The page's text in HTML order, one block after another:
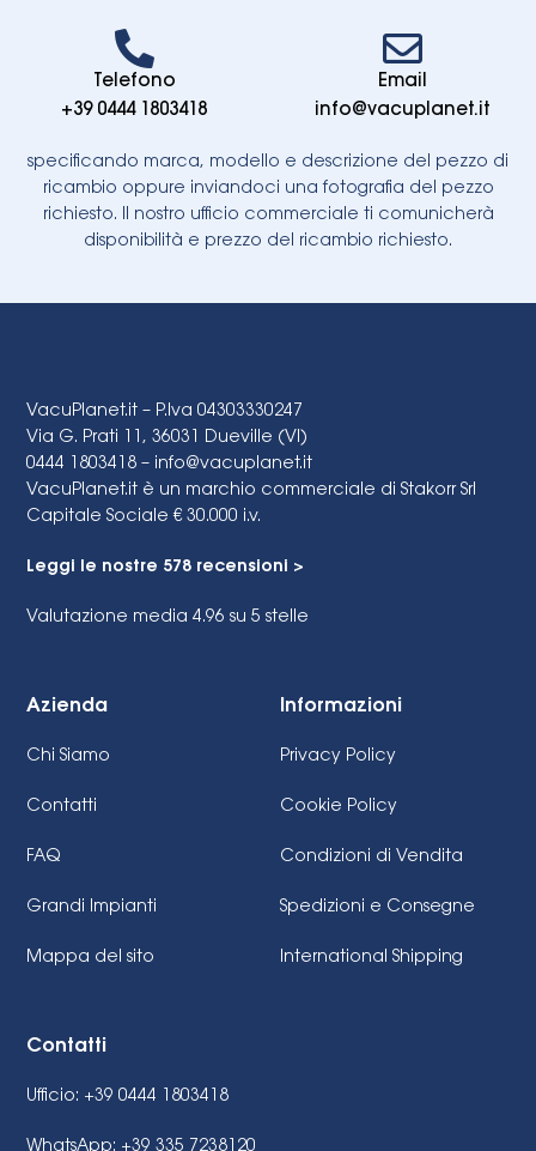
Telefono
+39 0444 1803418
Email
info@vacuplanet.it
specificando marca, modello e descrizione del pezzo di
ricambio oppure inviandoci una fotografia del pezzo
richiesto. Il nostro ufficio commerciale ti comunicherà
disponibilità e prezzo del ricambio richiesto.
VacuPlanet.it – P.Iva 04303330247
Via G. Prati 11, 36031 Dueville (VI)
0444 1803418 – info@vacuplanet.it
VacuPlanet.it è un marchio commerciale di Stakorr Srl
Capitale Sociale € 30.000 i.v.
Leggi le nostre 578 recensioni >
Valutazione media 4.96 su 5 stelle
Azienda
Chi Siamo
Contatti
FAQ
Grandi Impianti
Mappa del sito
Informazioni
Privacy Policy
Cookie Policy
Condizioni di Vendita
Spedizioni e Consegne
International Shipping
Contatti
Ufficio: +39 0444 1803418
WhatsApp: +39 335 7238120